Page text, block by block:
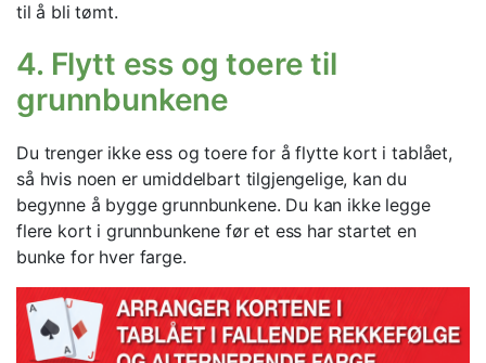
til å bli tømt.
4. Flytt ess og toere til
grunnbunkene
Du trenger ikke ess og toere for å flytte kort i tablået,
så hvis noen er umiddelbart tilgjengelige, kan du
begynne å bygge grunnbunkene. Du kan ikke legge
flere kort i grunnbunkene før et ess har startet en
bunke for hver farge.